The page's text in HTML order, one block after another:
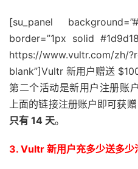
[su_panel
border=”1px solid
https://www.vultr.com/zh/
blank”]Vultr 新用户赠送
第二个活动是新用户注册账
上面的链接注册账户即可获
只有 14 天。
3. Vultr 新用户充多少送多少